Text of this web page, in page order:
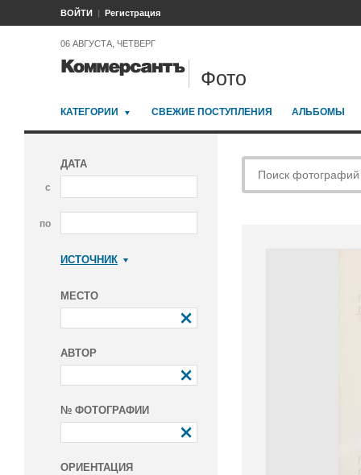
ВОЙТИ Регистрация
06 АВГУСТА, ЧЕТВЕРГ
Фото
КАТЕГОРИИ СВЕЖИЕ ПОСТУПЛЕНИЯ АЛЬБОМЫ
ДАТА
с
по
ИСТОЧНИК
МЕСТО
АВТОР
№ ФОТОГРАФИИ
ОРИЕНТАЦИЯ